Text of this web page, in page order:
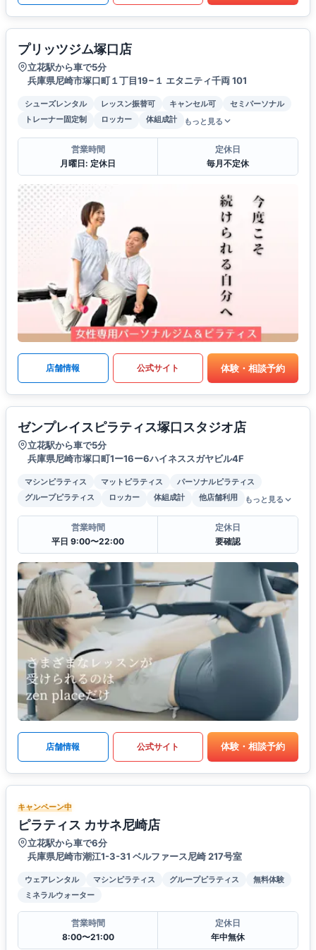
プリッツジム塚口店
立花駅から車で5分
兵庫県尼崎市塚口町１丁目19−１ エタニティ千両 101
シューズレンタル レッスン振替可 キャンセル可
セミパーソナル
トレーナー固定制
ロッカー 体組成計 もっと見る
営業時間
月曜日: 定休日
定休日
毎月不定休
店舗情報 公式サイト 体験・相談予約
ゼンプレイスピラティス塚口スタジオ店
立花駅から車で5分
兵庫県尼崎市塚口町1ー16ー6ハイネススガヤビル4F
マシンピラティス マットピラティス
パーソナルピラティス
グループピラティス
ロッカー 体組成計 他店舗利用 もっと見る
営業時間
平日 9:00〜22:00
定休日
要確認
店舗情報 公式サイト 体験・相談予約
キャンペーン中
ピラティス カサネ尼崎店
立花駅から車で6分
兵庫県尼崎市潮江1-3-31 ベルファース尼崎 217号室
ウェアレンタル マシンピラティス グループピラティス
無料体験
ミネラルウォーター
営業時間
8:00〜21:00
定休日
年中無休